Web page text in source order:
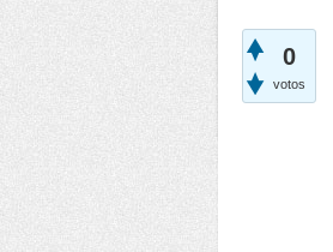
0
votos